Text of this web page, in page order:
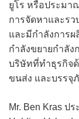
ยูโร หรือประมา
การจัดหาและร
และมีกำลังการผ
กำลังขยายกำลั
บริษัทที่ทำธุรกิจ
ขนส่ง และบรรจุ
Mr. Ben Kras ป